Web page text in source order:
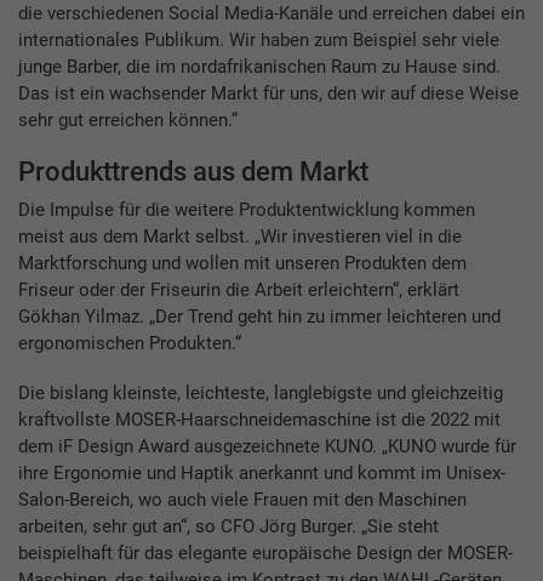
die verschiedenen Social Media-Kanäle und erreichen dabei ein
internationales Publikum. Wir haben zum Beispiel sehr viele
junge Barber, die im nordafrikanischen Raum zu Hause sind.
Das ist ein wachsender Markt für uns, den wir auf diese Weise
sehr gut erreichen können.“
Produkttrends aus dem Markt
Die Impulse für die weitere Produktentwicklung kommen
meist aus dem Markt selbst. „Wir investieren viel in die
Marktforschung und wollen mit unseren Produkten dem
Friseur oder der Friseurin die Arbeit erleichtern“, erklärt
Gökhan Yilmaz. „Der Trend geht hin zu immer leichteren und
ergonomischen Produkten.“
Die bislang kleinste, leichteste, langlebigste und gleichzeitig
kraftvollste MOSER-Haarschneidemaschine ist die 2022 mit
dem iF Design Award ausgezeichnete KUNO. „KUNO wurde für
ihre Ergonomie und Haptik anerkannt und kommt im Unisex-
Salon-Bereich, wo auch viele Frauen mit den Maschinen
arbeiten, sehr gut an“, so CFO Jörg Burger. „Sie steht
beispielhaft für das elegante europäische Design der MOSER-